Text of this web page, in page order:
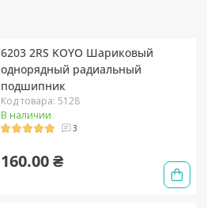
6203 2RS KOYO Шариковый
однорядный радиальный
подшипник
Код товара: 5128
В наличии
3
160.00 ₴